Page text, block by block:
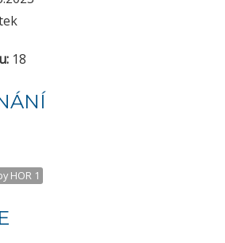
18
HOR 1